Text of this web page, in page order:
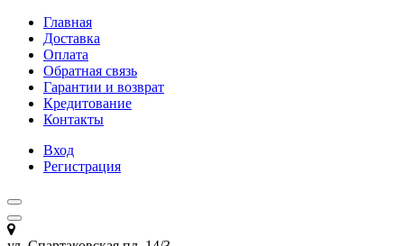
Главная
Доставка
Оплата
Обратная связь
Гарантии и возврат
Кредитование
Контакты
Вход
Регистрация